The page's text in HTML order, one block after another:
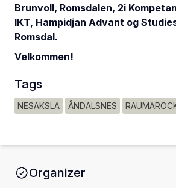
Brunvoll, Romsdalen, 2i
IKT, Hampidjan Advant og
Romsdal.
Velkommen!
Tags
NESAKSLA ÅNDALSNES
Organizer